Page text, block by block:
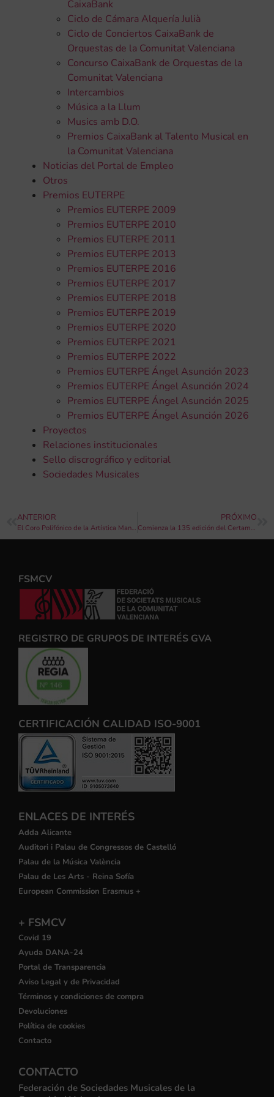
CaixaBank
Ciclo de Cámara Alquería Julià
Ciclo de Conciertos CaixaBank de
Orquestas de la Comunitat Valenciana
Concurso CaixaBank de Orquestas de la
Comunitat Valenciana
Intercambios
Música a la Llum
Musics amb D.O.
Premios CaixaBank al Talento Musical en
la Comunitat Valenciana
Noticias del Portal de Empleo
Otros
Premios EUTERPE
Premios EUTERPE 2009
Premios EUTERPE 2010
Premios EUTERPE 2011
Premios EUTERPE 2013
Premios EUTERPE 2016
Premios EUTERPE 2017
Premios EUTERPE 2018
Premios EUTERPE 2019
Premios EUTERPE 2020
Premios EUTERPE 2021
Premios EUTERPE 2022
Premios EUTERPE Ángel Asunción 2023
Premios EUTERPE Ángel Asunción 2024
Premios EUTERPE Ángel Asunción 2025
Premios EUTERPE Ángel Asunción 2026
Proyectos
Relaciones institucionales
Sello discrográfico y editorial
Sociedades Musicales
ANTERIOR
El Coro Polifónico de la Artística Manisense nos hizo viajar por todo el mundo con ¡Cantando voy!
PRÓXIMO
Comienza la 135 edición del Certamen Internacional de Bandas de Música “Ciudad de Valencia”
FSMCV
REGISTRO DE GRUPOS DE INTERÉS GVA
CERTIFICACIÓN CALIDAD ISO-9001
ENLACES DE INTERÉS
Adda Alicante
Auditori i Palau de Congressos de Castelló
Palau de la Música València
Palau de Les Arts - Reina Sofía
European Commission Erasmus +
+ FSMCV
Covid 19
Ayuda DANA-24
Portal de Transparencia
Aviso Legal y de Privacidad
Términos y condiciones de compra
Devoluciones
Política de cookies
Contacto
CONTACTO
Federación de Sociedades Musicales de la